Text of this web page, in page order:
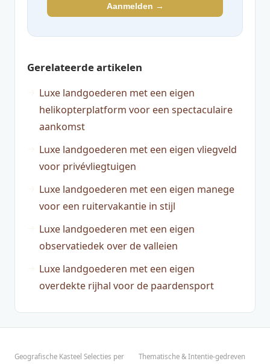
Aanmelden →
Gerelateerde artikelen
Luxe landgoederen met een eigen
helikopterplatform voor een spectaculaire
aankomst
Luxe landgoederen met een eigen vliegveld
voor privévliegtuigen
Luxe landgoederen met een eigen manege
voor een ruitervakantie in stijl
Luxe landgoederen met een eigen
observatiedek over de valleien
Luxe landgoederen met een eigen
overdekte rijhal voor de paardensport
Geografische Kasteel Selecties per Thematische & Intentie-gedreven